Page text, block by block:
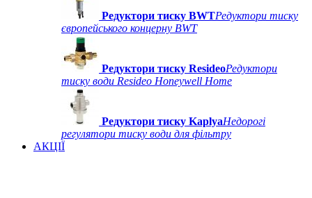
Редуктори тиску BWTРедуктори тиску
європейського концерну BWT
Редуктори тиску ResideoРедуктори
тиску води Resideo Honeywell Home
Редуктори тиску KaplyaНедорогі
регулятори тиску води для фільтру
АКЦІЇ